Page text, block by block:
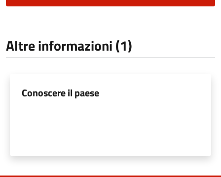
Altre informazioni (1)
Conoscere il paese